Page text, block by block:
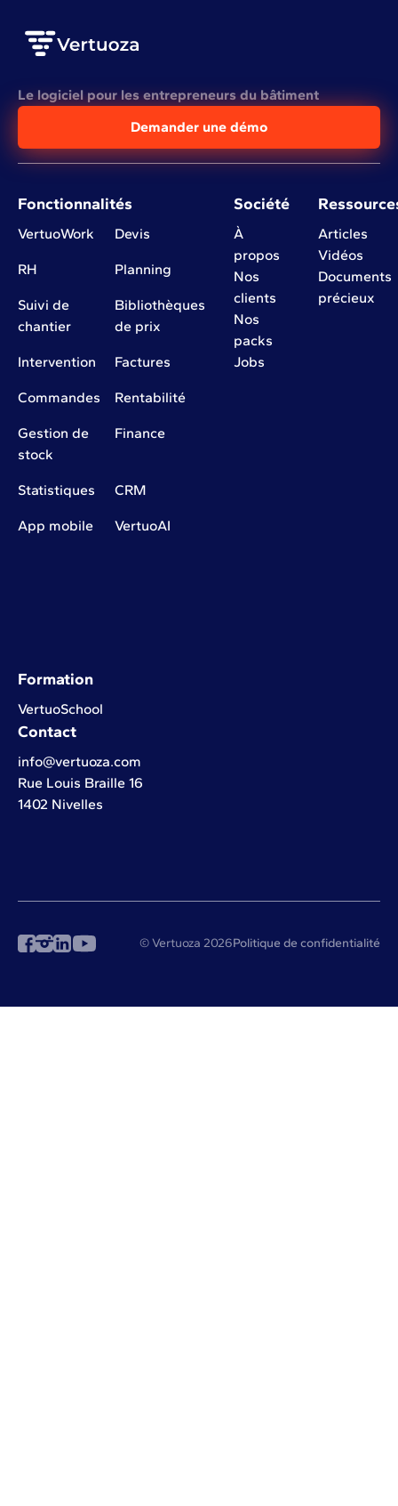
Le logiciel pour les entrepreneurs du bâtiment
Demander une démo
Fonctionnalités
VertuoWork Devis
RH Planning
Suivi de
chantier
Bibliothèques
de prix
Intervention Factures
Commandes Rentabilité
Gestion de
stock
Finance
Statistiques CRM
App mobile VertuoAI
Société
À
propos
Nos
clients
Nos
packs
Jobs
Articles
Vidéos
Documents
précieux
Formation
VertuoSchool
Contact
info@vertuoza.com
Rue Louis Braille 16
1402 Nivelles
© Vertuoza 2026Politique de confidentialité